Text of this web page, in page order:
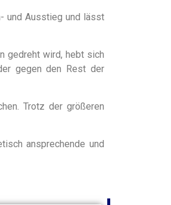
und Ausstieg und lässt
gedreht wird, hebt sich
gegen den Rest der
Trotz der größeren
ansprechende und